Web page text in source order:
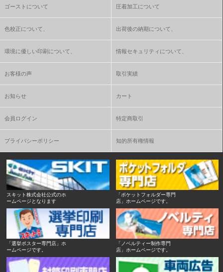
ゴーストについて 圧着加工について
色校正について、 出荷後の納期について、
環境に優しい印刷について、 情報セキュリティについて、
お客様の声 取引実績
お知らせ カート
会員ログイン 特定商取引
プライバシーポリシー 知的所有権情報
スキット株式会社公式のホ
ームページとなります
「ポケットフォルダー専門
店」ホームページです。
「選挙ポスター専門店」ホ
ームページです。
「ノベルティー制作専門
店」ホームページです。